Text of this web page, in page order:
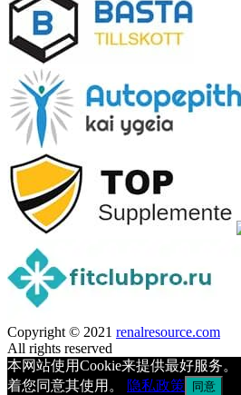
Copyright © 2021 renalresource.com
All rights reserved
本网站使用Cookie来提供最好服务
着您同意其使用。
隐私政策 同意